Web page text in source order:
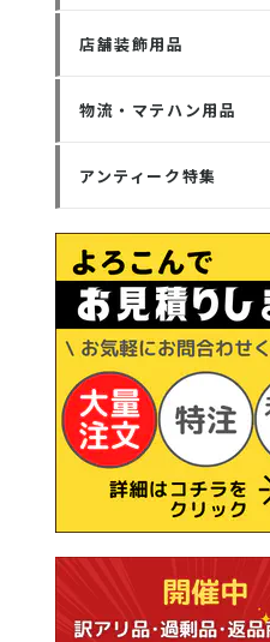
店舗装飾用品
物流・マテハン用品
アンティーク特集